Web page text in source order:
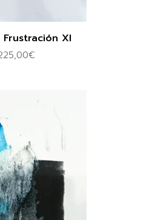
Frustración XI
€